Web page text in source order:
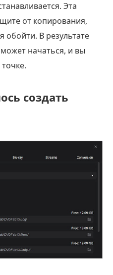
Эта
от копирования,
обойти. В результате
начаться, и вы
создать